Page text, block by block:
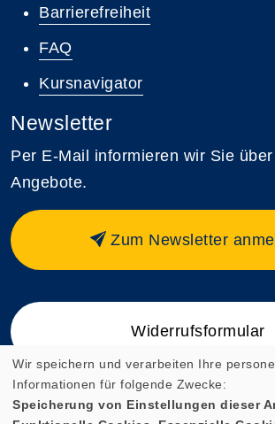
Barrierefreiheit
FAQ
Kursnavigator
Newsletter
Per E-Mail informieren wir Sie
Angebote.
Zum Newsletter
Widerrufsformular
Wir speichern und verarbeiten Ihre
Informationen für folgende Zwecke:
Speicherung von Einstellungen dieser